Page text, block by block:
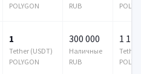
POLYGON
RUB
1
Tether (USDT)
POLYGON
300 000
Наличные
RUB
1
Tether